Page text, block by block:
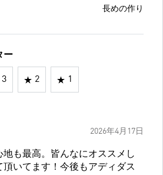
長めの作り
ー
3 2 1
2026年4月17日
も最高。皆んなにオススメし
頂いてます！今後もアディダス